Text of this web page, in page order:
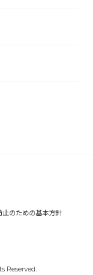
のための基本方針
Reserved.